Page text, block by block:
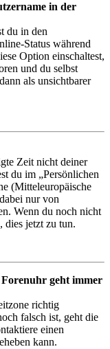
in der
du in den
Status während
Option einschaltest,
und du selbst
als unsichtbarer
Zeit nicht deiner
du im „Persönlichen
(Mitteleuropäische
nur von
Wenn du noch nicht
dies jetzt zu tun.
Forenuhr geht immer
richtig
falsch ist, geht die
einen
kann.